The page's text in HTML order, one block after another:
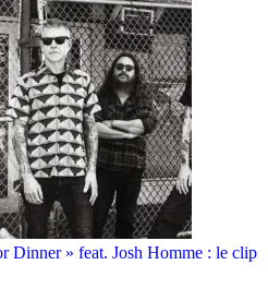
Dinner » feat. Josh Homme : le clip